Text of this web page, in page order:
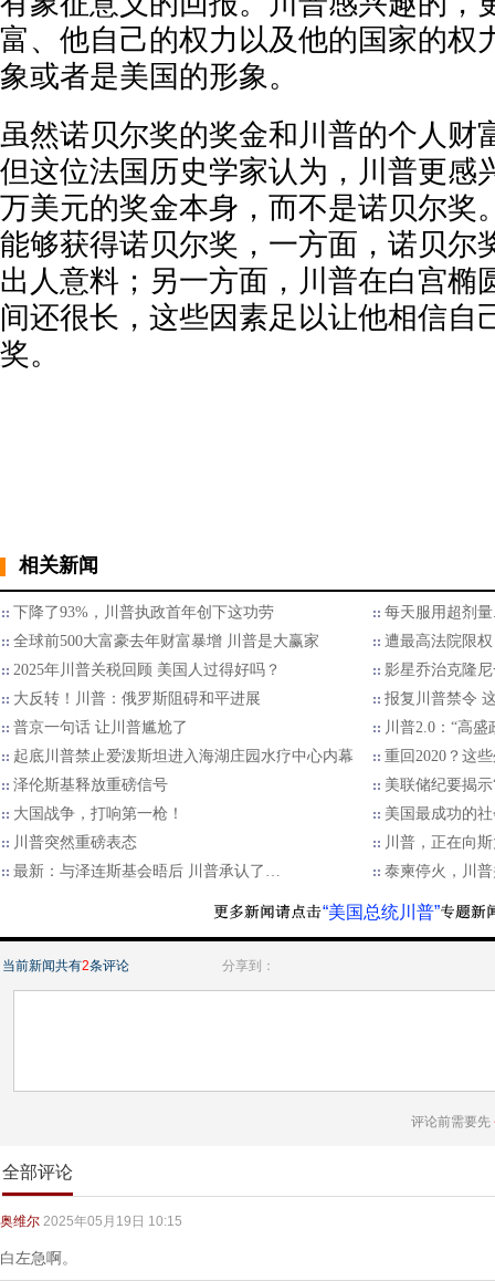
富、他自己的权力以及他的国家的权
象或者是美国的形象。
虽然诺贝尔奖的奖金和川普的个人财
但这位法国历史学家认为，川普更感
万美元的奖金本身，而不是诺贝尔奖
能够获得诺贝尔奖，一方面，诺贝尔
出人意料；另一方面，川普在白宫椭
间还很长，这些因素足以让他相信自
奖。
相关新闻
下降了93%，川普执政首年创下这功劳
每天服用超剂
全球前500大富豪去年财富暴增 川普是大赢家
遭最高法院限
2025年川普关税回顾 美国人过得好吗？
影星乔治克隆
大反转！川普：俄罗斯阻碍和平进展
报复川普禁令
普京一句话 让川普尴尬了
川普2.0：“高盛
起底川普禁止爱泼斯坦进入海湖庄园水疗中心内幕
重回2020？这
泽伦斯基释放重磅信号
美联储纪要揭
大国战争，打响第一枪！
美国最成功的
川普突然重磅表态
川普，正在向
最新：与泽连斯基会晤后 川普承认了…
泰柬停火，川
“美国总统川普”
当前新闻共有2条评论 分享到：
评论前需要先
全部评论
奥维尔 2025年05月19日 10:15
白左急啊。